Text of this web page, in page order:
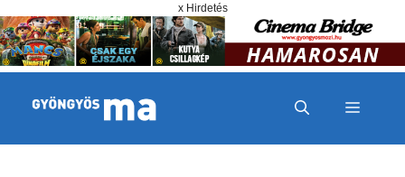
x Hirdetés
MENÜ